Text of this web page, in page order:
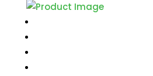
wynosiła:wynosi: